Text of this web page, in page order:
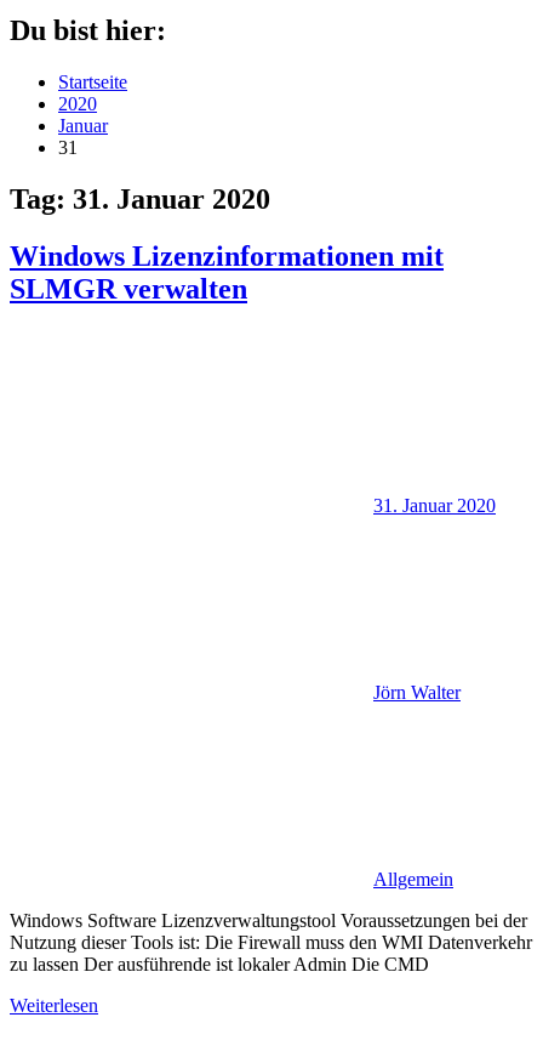
Du bist hier:
Startseite
2020
Januar
31
Tag: 31. Januar 2020
Windows Lizenzinformationen mit
SLMGR verwalten
31. Januar 2020
Jörn Walter
Allgemein
Windows Software Lizenzverwaltungstool Voraussetzungen bei der
Nutzung dieser Tools ist: Die Firewall muss den WMI Datenverkehr
zu lassen Der ausführende ist lokaler Admin Die CMD
Weiterlesen